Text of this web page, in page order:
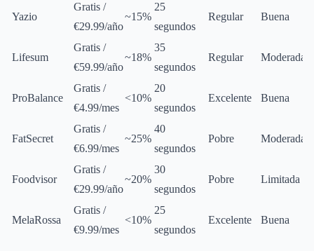
Yazio
Gratis /
€29.99/año
~15%
25
segundos
Regular Buena
Lifesum
Gratis /
€59.99/año
~18%
35
segundos
Regular Moderada
ProBalance
Gratis /
€4.99/mes
<10%
20
segundos
Excelente Buena
FatSecret
Gratis /
€6.99/mes
~25%
40
segundos
Pobre Moderada
Foodvisor
Gratis /
€29.99/año
~20%
30
segundos
Pobre Limitada
MelaRossa
Gratis /
€9.99/mes
<10%
25
segundos
Excelente Buena